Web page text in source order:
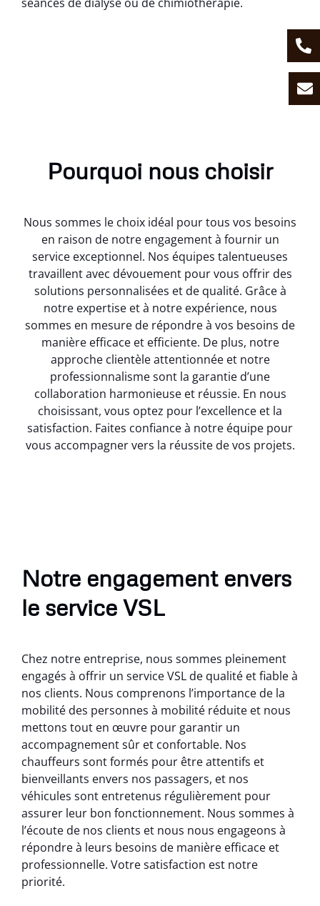
Pourquoi nous choisir
Nous sommes le choix idéal pour tous vos besoins
en raison de notre engagement à fournir un
service exceptionnel. Nos équipes talentueuses
travaillent avec dévouement pour vous offrir des
solutions personnalisées et de qualité. Grâce à
notre expertise et à notre expérience, nous
sommes en mesure de répondre à vos besoins de
manière efficace et efficiente. De plus, notre
approche clientèle attentionnée et notre
professionnalisme sont la garantie d’une
collaboration harmonieuse et réussie. En nous
choisissant, vous optez pour l’excellence et la
satisfaction. Faites confiance à notre équipe pour
vous accompagner vers la réussite de vos projets.
Notre engagement envers
le service VSL
Chez notre entreprise, nous sommes pleinement
engagés à offrir un service VSL de qualité et fiable à
nos clients. Nous comprenons l’importance de la
mobilité des personnes à mobilité réduite et nous
mettons tout en œuvre pour garantir un
accompagnement sûr et confortable. Nos
chauffeurs sont formés pour être attentifs et
bienveillants envers nos passagers, et nos
véhicules sont entretenus régulièrement pour
assurer leur bon fonctionnement. Nous sommes à
l’écoute de nos clients et nous nous engageons à
répondre à leurs besoins de manière efficace et
professionnelle. Votre satisfaction est notre
priorité.